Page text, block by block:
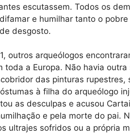
escutassem. Todos os
e humilhar tanto o pobre
desgosto.
outros arqueólogos
toda a Europa. Não havia
das pinturas rupestres,
à filha do arqueólogo
as desculpas e acusou
e pela morte do pai.
ultrajes sofridos ou a própria